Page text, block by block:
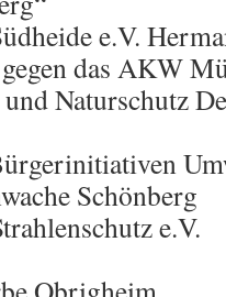
e.V.
das AKW
Naturschutz
Schönberg
e.V.